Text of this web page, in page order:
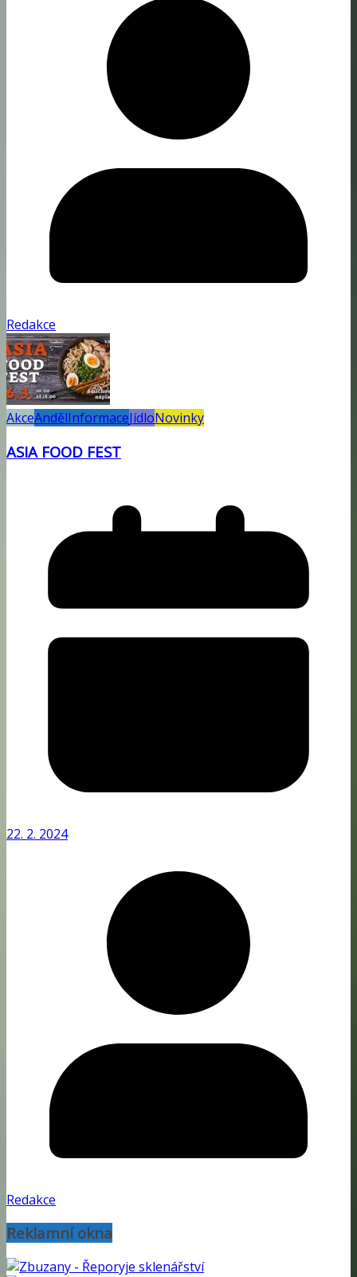
Redakce
AkceAndělInformaceJídloNovinky
ASIA FOOD FEST
22. 2. 2024
Redakce
Reklamní okna